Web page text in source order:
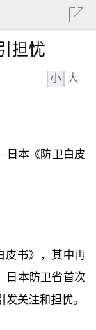
担忧
小 大
日本《防卫白皮
皮书》，其中再
日本防卫省首次
关注和担忧。